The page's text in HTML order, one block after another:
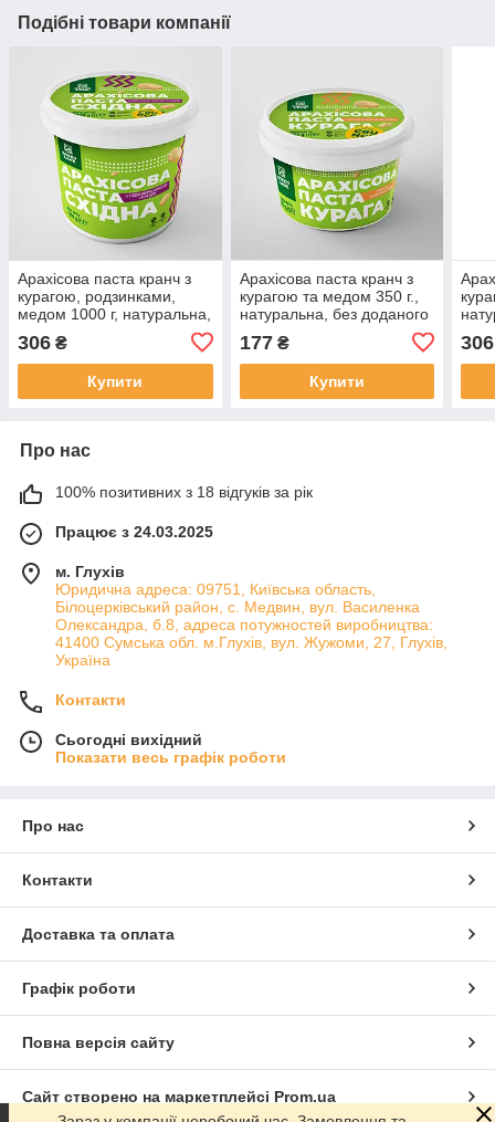
Подібні товари компанії
Арахісова паста кранч з
курагою, родзинками,
медом 1000 г, натуральна,
СХІДНА CRUNCH
306 ₴
Купити
Арахісова паста кранч з
курагою та медом 350 г.,
натуральна, без доданого
177₴
Купити
306
Про нас
100% позитивних з 18 відгуків за рік
Працює з 24.03.2025
м. Глухів
Юридична адреса: 09751, Київська область,
Білоцерківський район, с. Медвин, вул. Василенка
Олександра, б.8, адреса потужностей виробництва:
41400 Сумська обл. м.Глухів, вул. Жужоми, 27, Глухів,
Україна
Контакти
Сьогодні вихідний
Показати весь графік роботи
Про нас
Контакти
Доставка та оплата
Графік роботи
Повна версія сайту
Сайт створено на маркетплейсі Prom.ua